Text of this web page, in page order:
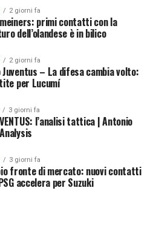
2 giorni fa
primi contatti con la
dell’olandese è in bilico
2 giorni fa
– La difesa cambia volto:
per Lucumí
3 giorni fa
l’analisi tattica | Antonio
3 giorni fa
fronte di mercato: nuovi contatti
accelera per Suzuki